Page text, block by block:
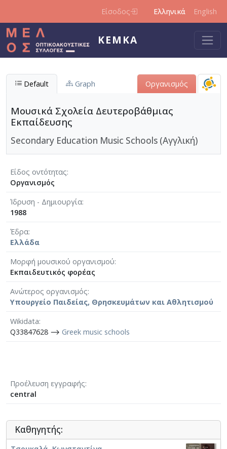
Είσοδος Ελληνικά English
ΚΕΜΚΑ
Default Graph Οργανισμός
Μουσικά Σχολεία Δευτεροβάθμιας
Εκπαίδευσης
Secondary Education Music Schools (Αγγλική)
Είδος οντότητας
Οργανισμός
Ίδρυση - Δημιουργία
1988
Έδρα
Ελλάδα
Μορφή μουσικού οργανισμού
Εκπαιδευτικός φορέας
Ανώτερος οργανισμός
Υπουργείο Παιδείας, Θρησκευμάτων και Αθλητισμού
Wikidata
Q33847628 ⟶ Greek music schools
Προέλευση εγγραφής
central
Καθηγητής: